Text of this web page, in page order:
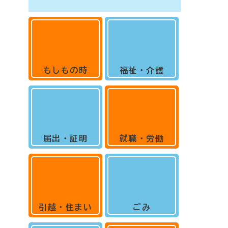
もしもの時
届出・証明
引越・住まい
福祉・介護
就職・労働
ごみ